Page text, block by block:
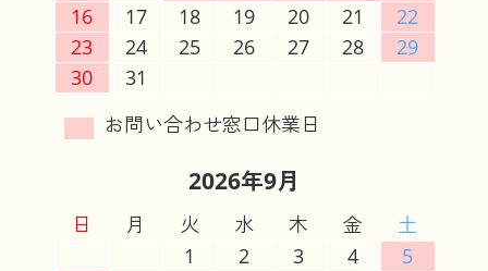
16
17 18 19 20 21
22
23
24 25 26 27 28
29
30
31
2026年9月
日 月 火 水 木 金
土
1
2 3 4
5